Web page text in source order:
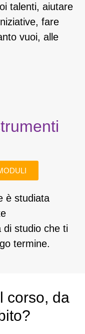
talenti, aiutare
fare
vuoi, alle
è studiata
di studio che ti
termine.
corso, da